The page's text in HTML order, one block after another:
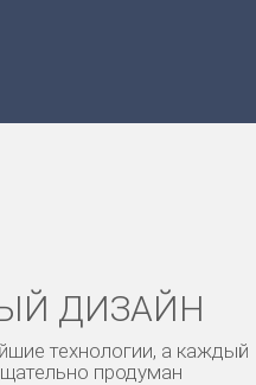
ДИЗАЙН
технологии, а каждый
продуман